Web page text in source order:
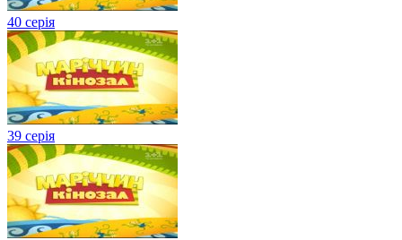
40 серія
39 серія